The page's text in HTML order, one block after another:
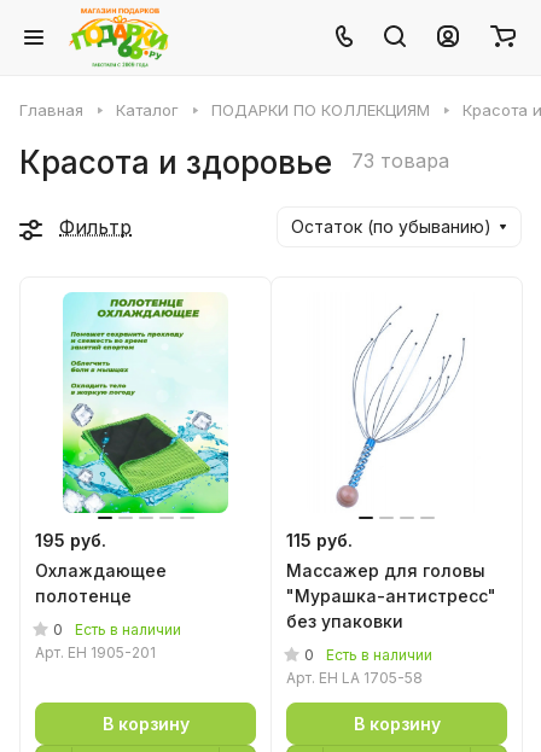
Главная Каталог ПОДАРКИ ПО КОЛЛЕКЦИЯМ Красота
Красота и здоровье 73 товара
Фильтр Остаток (по убыванию)
195 руб.
Охлаждающее
полотенце
0
Есть в наличии
Арт. EH 1905-201
В корзину
115 руб.
Массажер для головы
"Мурашка-антистресс"
без упаковки
0
Есть в наличии
Арт. EH LA 1705-58
В корзину